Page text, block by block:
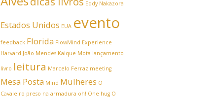
Eddy Nakazora
Estados Unidos EUA evento
feedback Florida FlowMind Experience
Harvard João Mendes Kaique Mota lançamento
livro leitura Marcelo Ferraz meeting
Mesa Posta Mind Mulheres O
Cavaleiro preso na armadura oh! One hug O